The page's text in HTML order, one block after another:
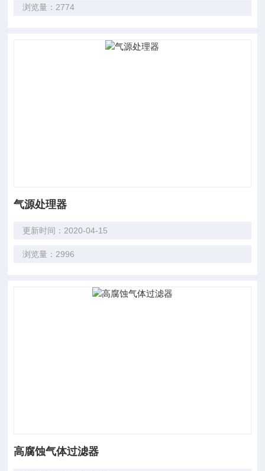
浏览量：2774
气源处理器
更新时间：2020-04-15
浏览量：2996
高腐蚀气体过滤器